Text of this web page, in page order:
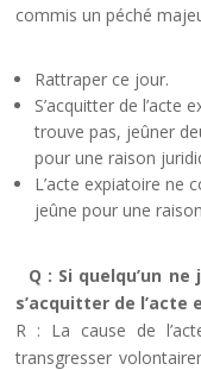
commis un péché
Rattraper ce jour.
S’acquitter de l’acte
trouve pas, jeûner
pour une raison
L’acte expiatoire ne
jeûne pour une
Q : Si quelqu’un
s’acquitter de l’acte
R : La cause de
transgresser